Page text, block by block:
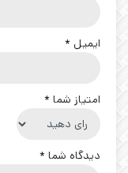
ایمیل *
امتیاز شما *
دیدگاه شما *